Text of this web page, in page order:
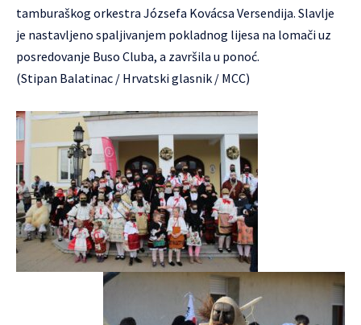
tamburaškog orkestra Józsefa Kovácsa Versendija. Slavlje
je nastavljeno spaljivanjem pokladnog lijesa na lomači uz
posredovanje Buso Cluba, a završila u ponoć.
(Stipan Balatinac / Hrvatski glasnik / MCC)